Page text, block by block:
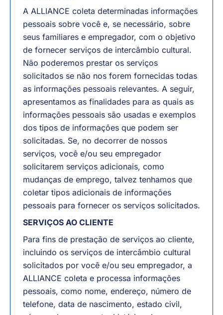
A ALLIANCE coleta determinadas informações
pessoais sobre você e, se necessário, sobre
seus familiares e empregador, com o objetivo
de fornecer serviços de intercâmbio cultural.
Não poderemos prestar os serviços
solicitados se não nos forem fornecidas todas
as informações pessoais relevantes. A seguir,
apresentamos as finalidades para as quais as
informações pessoais são usadas e exemplos
dos tipos de informações que podem ser
solicitadas. Se, no decorrer de nossos
serviços, você e/ou seu empregador
solicitarem serviços adicionais, como
mudanças de emprego, talvez tenhamos que
coletar tipos adicionais de informações
pessoais para fornecer os serviços solicitados.
SERVIÇOS AO CLIENTE
Para fins de prestação de serviços ao cliente,
incluindo os serviços de intercâmbio cultural
solicitados por você e/ou seu empregador, a
ALLIANCE coleta e processa informações
pessoais, como nome, endereço, número de
telefone, data de nascimento, estado civil,